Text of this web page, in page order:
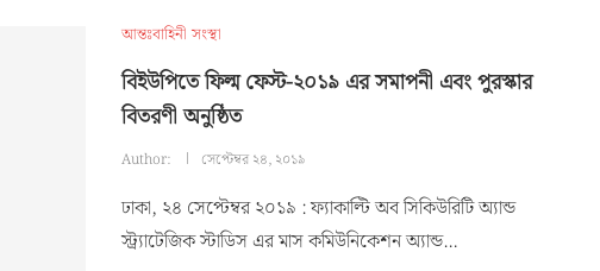
আন্তঃবাহিনী সংস্থা
বিইউপিতে ফিল্ম ফেস্ট-২০১৯ এর সমাপনী এবং পুরস্কার
বিতরণী অনুষ্ঠিত
Author: সেপ্টেম্বর ২৪, ২০১৯
ঢাকা, ২৪ সেপ্টেম্বর ২০১৯ : ফ্যাকাল্টি অব সিকিউরিটি অ্যান্ড
স্ট্র্যাটেজিক স্টাডিস এর মাস কমিউনিকেশন অ্যান্ড…